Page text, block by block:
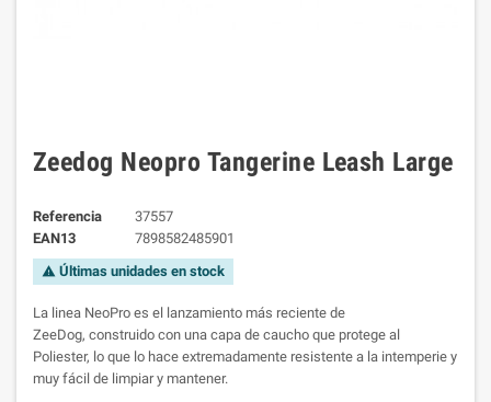
Zeedog Neopro Tangerine Leash Large
Referencia
37557
EAN13
7898582485901
warning Últimas unidades en stock
La linea NeoPro es el lanzamiento más reciente de
ZeeDog, construido con una capa de caucho que protege al
Poliester, lo que lo hace extremadamente resistente a la intemperie y
muy fácil de limpiar y mantener.